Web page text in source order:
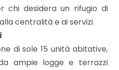
chi desidera un rifugio di
centralità e ai servizi.
di sole 15 unità abitative,
ampie logge e terrazzi